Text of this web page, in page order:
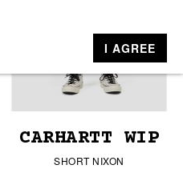
CARHARTT WIP
SHORT NIXON
I AGREE